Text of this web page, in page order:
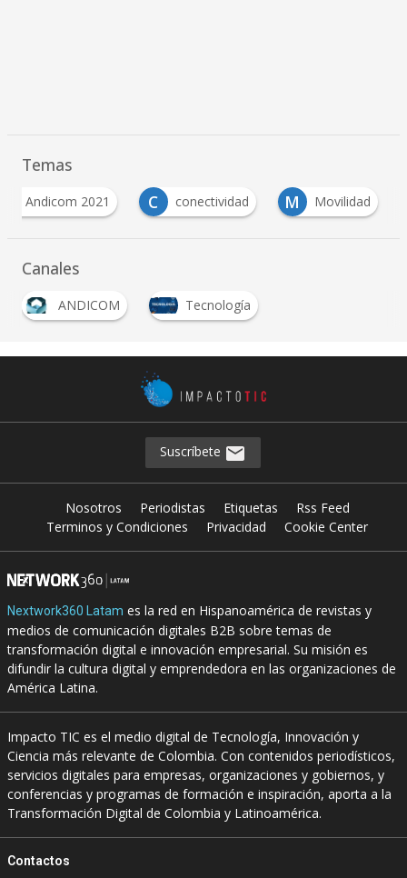
Temas
Andicom 2021 C conectividad M Movilidad
Canales
ANDICOM Tecnología
Suscríbete
Nosotros Periodistas Etiquetas
Rss Feed
Terminos y Condiciones
Privacidad Cookie Center
Nextwork360 Latam es la red en Hispanoamérica de revistas y
medios de comunicación digitales B2B sobre temas de
transformación digital e innovación empresarial. Su misión es
difundir la cultura digital y emprendedora en las organizaciones de
América Latina.
Impacto TIC es el medio digital de Tecnología, Innovación y
Ciencia más relevante de Colombia. Con contenidos periodísticos,
servicios digitales para empresas, organizaciones y gobiernos, y
conferencias y programas de formación e inspiración, aporta a la
Transformación Digital de Colombia y Latinoamérica.
Contactos